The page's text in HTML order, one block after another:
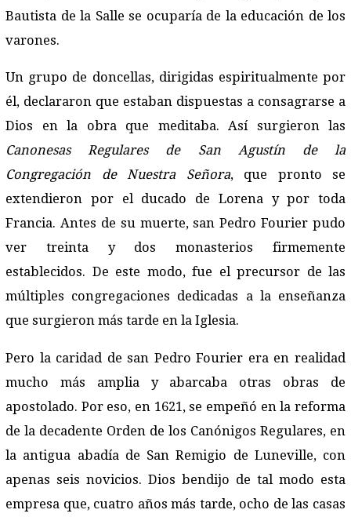
Bautista de la Salle se ocuparía de la educación de los
varones.
Un grupo de doncellas, dirigidas espiritualmente por
él, declararon que estaban dispuestas a consagrarse a
Dios en la obra que meditaba. Así surgieron las
Canonesas Regulares de San Agustín de la
Congregación de Nuestra Señora, que pronto se
extendieron por el ducado de Lorena y por toda
Francia. Antes de su muerte, san Pedro Fourier pudo
ver treinta y dos monasterios firmemente
establecidos. De este modo, fue el precursor de las
múltiples congregaciones dedicadas a la enseñanza
que surgieron más tarde en la Iglesia.
Pero la caridad de san Pedro Fourier era en realidad
mucho más amplia y abarcaba otras obras de
apostolado. Por eso, en 1621, se empeñó en la reforma
de la decadente Orden de los Canónigos Regulares, en
la antigua abadía de San Remigio de Luneville, con
apenas seis novicios. Dios bendijo de tal modo esta
empresa que, cuatro años más tarde, ocho de las casas